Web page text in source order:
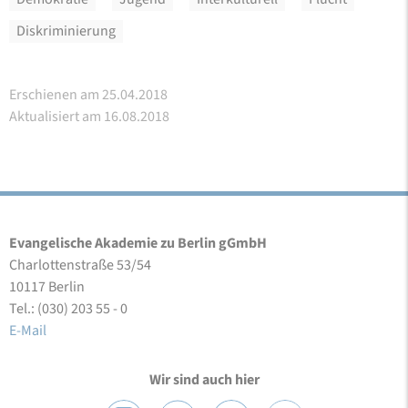
Diskriminierung
Erschienen am 25.04.2018
Aktualisiert am 16.08.2018
Evangelische Akademie zu Berlin gGmbH
Charlottenstraße 53/54
10117 Berlin
Tel.: (030) 203 55 - 0
E-Mail
Wir sind auch hier